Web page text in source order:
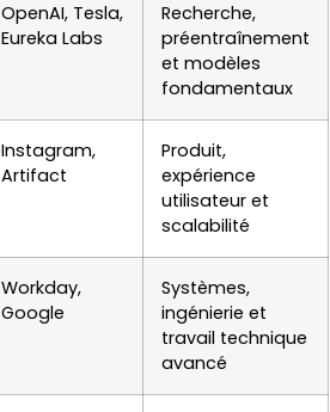
OpenAI, Tesla,
Eureka Labs
Recherche,
préentraînement
et modèles
fondamentaux
Instagram,
Artifact
Produit,
expérience
utilisateur et
scalabilité
Workday,
Google
Systèmes,
ingénierie et
travail technique
avancé